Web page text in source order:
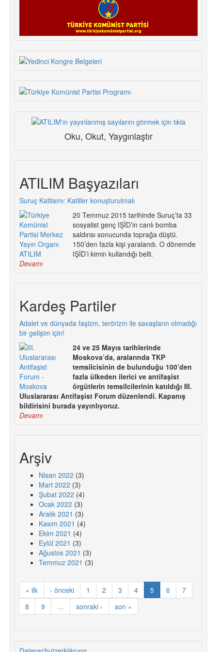
Oku, Okut, Yaygınlaştır
ATILIM Başyazıları
Suruç Katliamı: Katiller konuşturulmalı
20 Temmuz 2015 tarihinde Suruç’ta 33
sosyalist genç IŞİD’in canlı bomba
saldırısı sonucunda toprağa düştü.
150’den fazla kişi yaralandı. O dönemde
IŞİD’i kimin kullandığı belli.
Devamı
Kardeş Partiler
Adalet ve dünyada faşizm, terörizm ile savaşların olmadığı
bir gelişim için!
24 ve 25 Mayıs tarihlerinde
Moskova’da, aralarında TKP
temsilcisinin de bulunduğu 100’den
fazla ülkeden ilerici ve antifaşist
örgütlerin temsilcilerinin katıldığı III.
Uluslararası Antifaşist Forum düzenlendi. Kapanış
bildirisini burada yayınlıyoruz.
Devamı
Arşiv
Nisan 2022 (3)
Mart 2022 (3)
Şubat 2022 (4)
Ocak 2022 (3)
Aralık 2021 (3)
Kasım 2021 (4)
Ekim 2021 (4)
Eylül 2021 (3)
Ağustos 2021 (3)
Temmuz 2021 (3)
« ilk ‹ önceki 1 2 3 4 5 6
7
8
9 … sonraki › son »